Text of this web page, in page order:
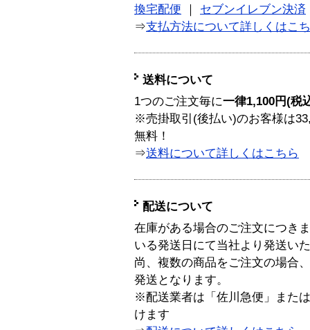
換宅配便
セブンイレブン決済
⇒支払方法について詳しくはこ
送料について
1つのご注文毎に一律1,100円(税
※売掛取引(後払い)のお客様は
無料！
⇒送料について詳しくはこちら
配送について
在庫がある場合のご注文につき
いる発送日にて当社より発送い
尚、複数の商品をご注文の場合
発送となります。
※配送業者は「佐川急便」また
けます